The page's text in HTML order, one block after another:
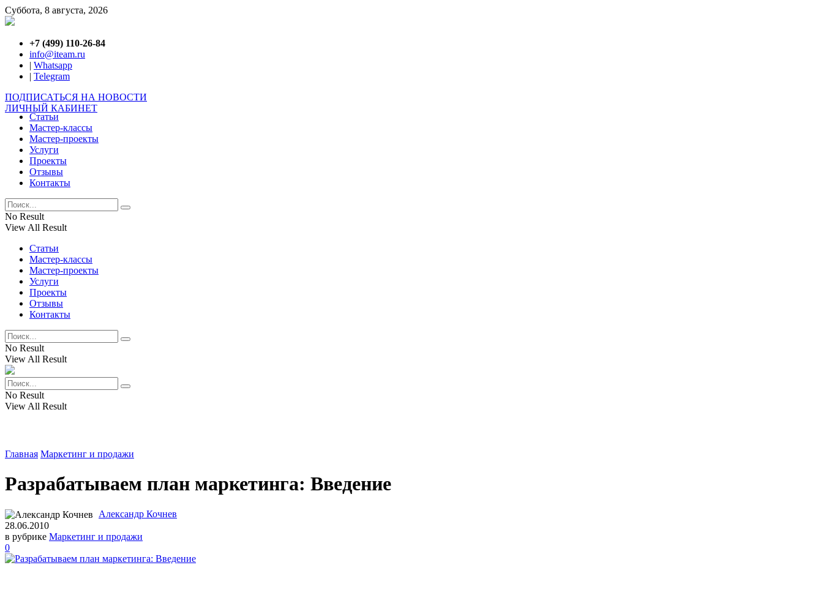
Суббота, 8 августа, 2026
+7 (499) 110-26-84
info@iteam.ru
| Whatsapp
| Telegram
ПОДПИСАТЬСЯ НА НОВОСТИ
ЛИЧНЫЙ КАБИНЕТ
Статьи
Мастер-классы
Мастер-проекты
Услуги
Проекты
Отзывы
Контакты
No Result
View All Result
Статьи
Мастер-классы
Мастер-проекты
Услуги
Проекты
Отзывы
Контакты
No Result
View All Result
No Result
View All Result
Главная Маркетинг и продажи
Разрабатываем план маркетинга: Введение
Александр Кочнев
28.06.2010
в рубрике Маркетинг и продажи
0